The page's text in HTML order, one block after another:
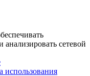
сетевой
использования